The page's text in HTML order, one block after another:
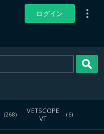
ログイン
(268)
VETSCOPE
VT
(6)